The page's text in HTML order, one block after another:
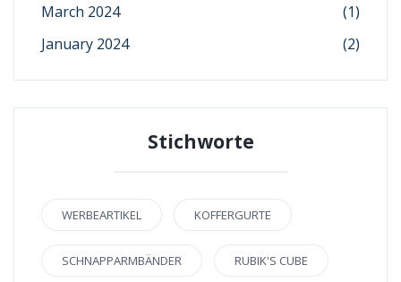
March 2024
(1)
January 2024
(2)
Stichworte
WERBEARTIKEL KOFFERGURTE
SCHNAPPARMBÄNDER RUBIK'S CUBE